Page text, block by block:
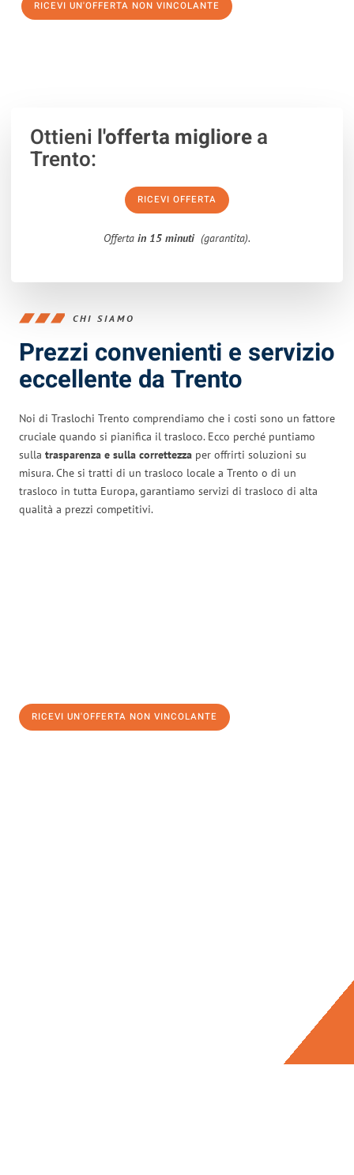
RICEVI UN'OFFERTA NON VINCOLANTE
Ottieni l'offerta migliorea
Trento:
RICEVI OFFERTA
Offerta in 15 minuti (garantita).
CHI SIAMO
Prezzi convenienti e servizio
eccellente da Trento
Noi di Traslochi Trento comprendiamo che i costi sono un fattore
cruciale quando si pianifica il trasloco. Ecco perché puntiamo
sulla trasparenza e sulla correttezza per offrirti soluzioni su
misura. Che si tratti di un trasloco locale a Trento o di un
trasloco in tutta Europa, garantiamo servizi di trasloco di alta
qualità a prezzi competitivi.
RICEVI UN'OFFERTA NON VINCOLANTE